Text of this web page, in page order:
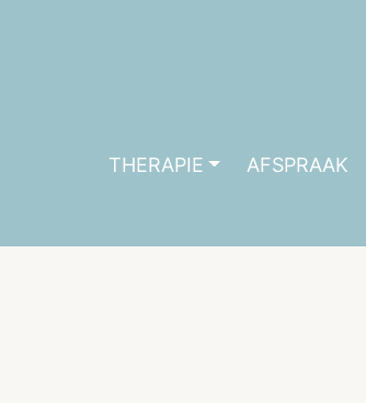
THERAPIE AFSPRAAK